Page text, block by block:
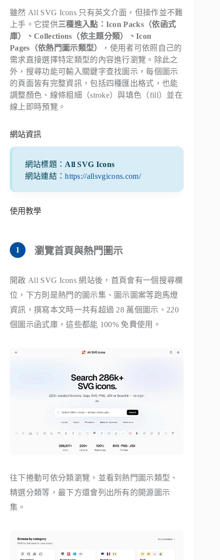
雖然 All SVG Icons 只有英文介面，但操作並不難
上手。它提供三種進入點：Icon Packs（依函式
庫）、Collections（依主題分類）、Icon
Pages（依熱門圖示類型）
，使用者可依照自己的
需求直接選擇特定類型的內容進行瀏覽。除此之
外，搜尋功能可輸入關鍵字查找圖示，每個圖示
的頁面皆有完整資訊，包括四種匯出格式，也能
調整顏色、線條粗細（stroke）與填色（fill）並在
線上即時預覽。
網站資訊
網站標題： All SVG Icons
網站連結：https://allsvgicons.com/
使用教學
瀏覽首頁與熱門圖示
開啟 All SVG Icons 網站後，首頁會有一個搜尋欄
位，下方則是熱門的圖示集、圖示圖案等跑馬燈
資訊，撰寫本文時一共有超過 28 萬個圖示、220
個圖示函式庫，這些都能 100% 免費使用。
往下捲動可依分類瀏覽，並看到熱門圖示類型、
精選分類等，最下方還會列出所有的開源圖示
集。